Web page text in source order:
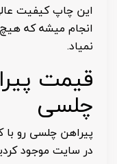
این چاپ کیفیت
انجام میشه که
نمیاد.
قیمت
چلسی
پیراهن چلسی رو
در سایت موجود